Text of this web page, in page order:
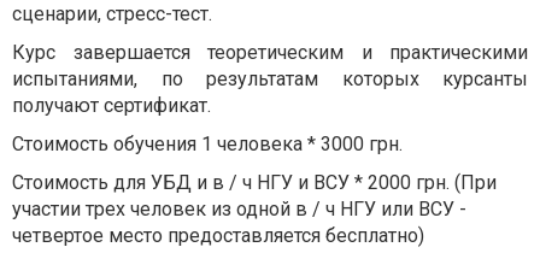
сценарии, стресс-тест.
Курс завершается теоретическим и практическими
испытаниями, по результатам которых курсанты
получают сертификат.
Стоимость обучения 1 человека * 3000 грн.
Стоимость для УБД и в / ч НГУ и ВСУ * 2000 грн. (При
участии трех человек из одной в / ч НГУ или ВСУ -
четвертое место предоставляется бесплатно)